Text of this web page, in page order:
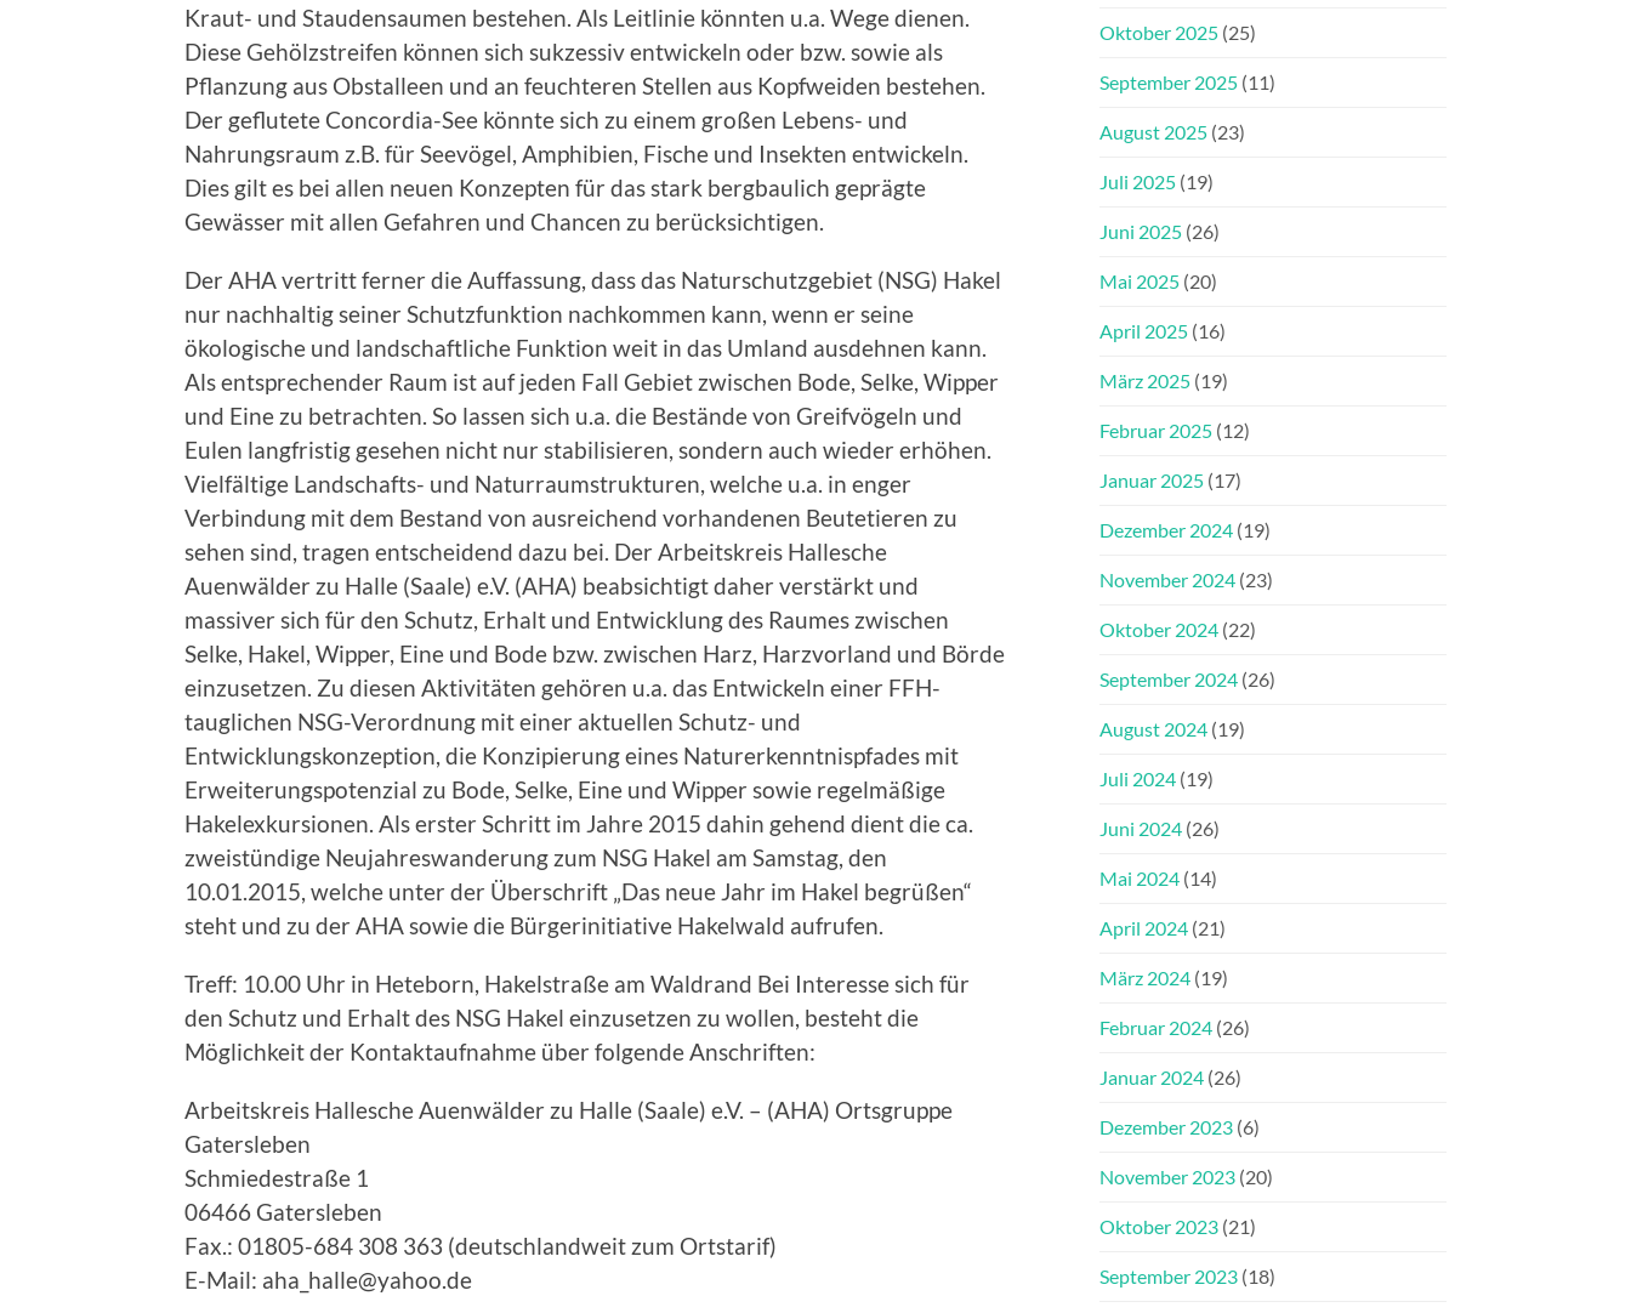
Kraut- und Staudensaumen bestehen. Als Leitlinie könnten u.a. Wege dienen.
Diese Gehölzstreifen können sich sukzessiv entwickeln oder bzw. sowie als
Pflanzung aus Obstalleen und an feuchteren Stellen aus Kopfweiden bestehen.
Der geflutete Concordia-See könnte sich zu einem großen Lebens- und
Nahrungsraum z.B. für Seevögel, Amphibien, Fische und Insekten entwickeln.
Dies gilt es bei allen neuen Konzepten für das stark bergbaulich geprägte
Gewässer mit allen Gefahren und Chancen zu berücksichtigen.
Der AHA vertritt ferner die Auffassung, dass das Naturschutzgebiet (NSG) Hakel
nur nachhaltig seiner Schutzfunktion nachkommen kann, wenn er seine
ökologische und landschaftliche Funktion weit in das Umland ausdehnen kann.
Als entsprechender Raum ist auf jeden Fall Gebiet zwischen Bode, Selke, Wipper
und Eine zu betrachten. So lassen sich u.a. die Bestände von Greifvögeln und
Eulen langfristig gesehen nicht nur stabilisieren, sondern auch wieder erhöhen.
Vielfältige Landschafts- und Naturraumstrukturen, welche u.a. in enger
Verbindung mit dem Bestand von ausreichend vorhandenen Beutetieren zu
sehen sind, tragen entscheidend dazu bei. Der Arbeitskreis Hallesche
Auenwälder zu Halle (Saale) e.V. (AHA) beabsichtigt daher verstärkt und
massiver sich für den Schutz, Erhalt und Entwicklung des Raumes zwischen
Selke, Hakel, Wipper, Eine und Bode bzw. zwischen Harz, Harzvorland und Börde
einzusetzen. Zu diesen Aktivitäten gehören u.a. das Entwickeln einer FFH-
tauglichen NSG-Verordnung mit einer aktuellen Schutz- und
Entwicklungskonzeption, die Konzipierung eines Naturerkenntnispfades mit
Erweiterungspotenzial zu Bode, Selke, Eine und Wipper sowie regelmäßige
Hakelexkursionen. Als erster Schritt im Jahre 2015 dahin gehend dient die ca.
zweistündige Neujahreswanderung zum NSG Hakel am Samstag, den
10.01.2015, welche unter der Überschrift „Das neue Jahr im Hakel begrüßen“
steht und zu der AHA sowie die Bürgerinitiative Hakelwald aufrufen.
Treff: 10.00 Uhr in Heteborn, Hakelstraße am Waldrand Bei Interesse sich für
den Schutz und Erhalt des NSG Hakel einzusetzen zu wollen, besteht die
Möglichkeit der Kontaktaufnahme über folgende Anschriften:
Arbeitskreis Hallesche Auenwälder zu Halle (Saale) e.V. – (AHA) Ortsgruppe
Gatersleben
Schmiedestraße 1
06466 Gatersleben
Fax.: 01805-684 308 363 (deutschlandweit zum Ortstarif)
E-Mail: aha_halle@yahoo.de
Oktober 2025 (25)
September 2025 (11)
August 2025 (23)
Juli 2025 (19)
Juni 2025 (26)
Mai 2025 (20)
April 2025 (16)
März 2025 (19)
Februar 2025 (12)
Januar 2025 (17)
Dezember 2024 (19)
November 2024 (23)
Oktober 2024 (22)
September 2024 (26)
August 2024 (19)
Juli 2024 (19)
Juni 2024 (26)
Mai 2024 (14)
April 2024 (21)
März 2024 (19)
Februar 2024 (26)
Januar 2024 (26)
Dezember 2023 (6)
November 2023 (20)
Oktober 2023 (21)
September 2023 (18)